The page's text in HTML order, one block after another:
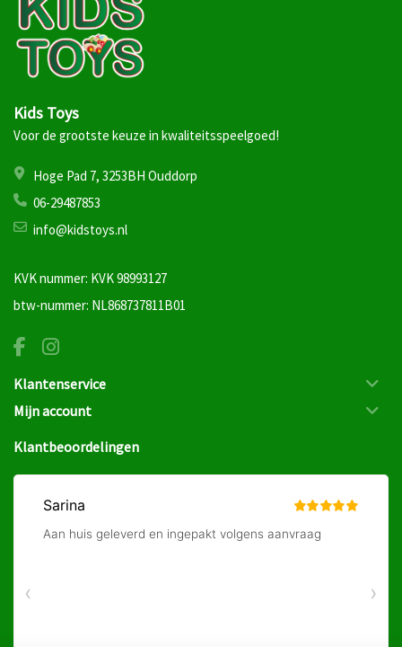
Kids Toys
Voor de grootste keuze in kwaliteitsspeelgoed!
Hoge Pad 7, 3253BH Ouddorp
06-29487853
info@kidstoys.nl
KVK nummer: KVK 98993127
btw-nummer: NL868737811B01
Klantenservice
Mijn account
Klantbeoordelingen